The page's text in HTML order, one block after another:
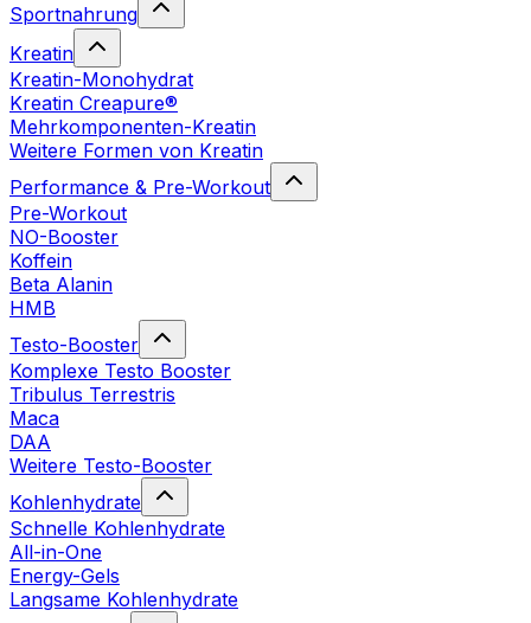
Sportnahrung
Kreatin
Kreatin-Monohydrat
Kreatin Creapure®
Mehrkomponenten-Kreatin
Weitere Formen von Kreatin
Performance & Pre-Workout
Pre-Workout
NO-Booster
Koffein
Beta Alanin
HMB
Testo-Booster
Komplexe Testo Booster
Tribulus Terrestris
Maca
DAA
Weitere Testo-Booster
Kohlenhydrate
Schnelle Kohlenhydrate
All-in-One
Energy-Gels
Langsame Kohlenhydrate